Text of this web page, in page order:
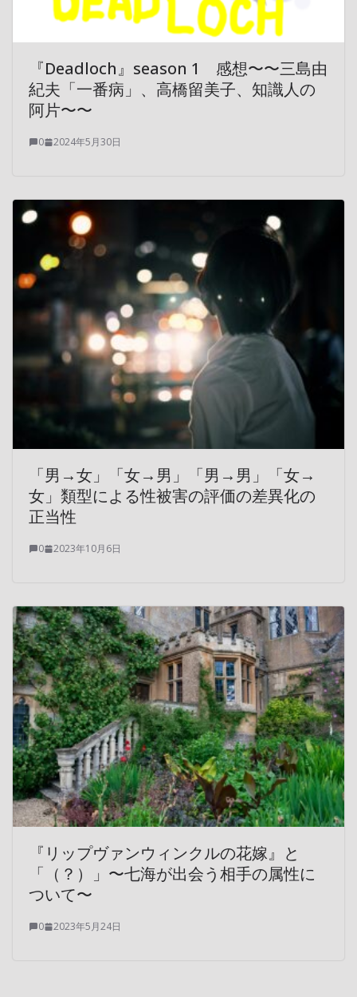
『Deadloch』season 1 感想〜〜三島由
紀夫「一番病」、高橋留美子、知識人の
阿片〜〜
0 2024年5月30日
「男→女」「女→男」「男→男」「女→
女」類型による性被害の評価の差異化の
正当性
0 2023年10月6日
『リップヴァンウィンクルの花嫁』と
「（？）」〜七海が出会う相手の属性に
ついて〜
0 2023年5月24日